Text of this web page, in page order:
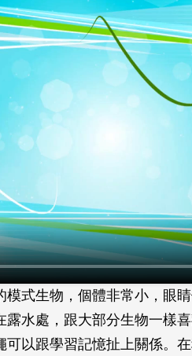
模式生物，個體非常小，眼
露水處，跟大部分生物一樣
可以跟學習記憶扯上關係。